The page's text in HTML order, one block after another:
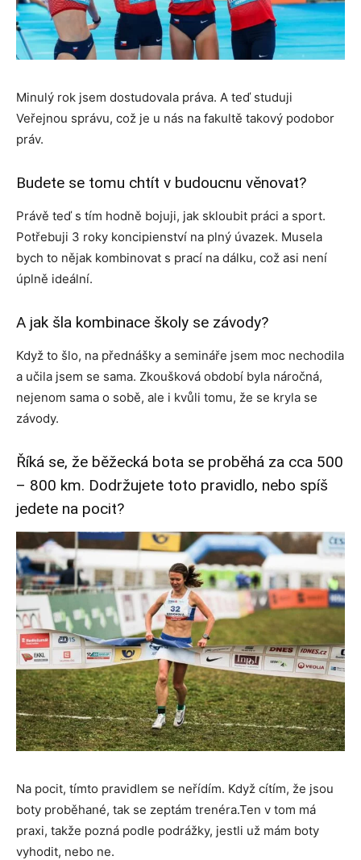
Minulý rok jsem dostudovala práva. A teď studuji
Veřejnou správu, což je u nás na fakultě takový podobor
práv.
Budete se tomu chtít v budoucnu věnovat?
Právě teď s tím hodně bojuji, jak skloubit práci a sport.
Potřebuji 3 roky koncipienství na plný úvazek. Musela
bych to nějak kombinovat s prací na dálku, což asi není
úplně ideální.
A jak šla kombinace školy se závody?
Když to šlo, na přednášky a semináře jsem moc nechodila
a učila jsem se sama. Zkoušková období byla náročná,
nejenom sama o sobě, ale i kvůli tomu, že se kryla se
závody.
Říká se, že běžecká bota se proběhá za cca 500
– 800 km. Dodržujete toto pravidlo, nebo spíš
jedete na pocit?
Na pocit, tímto pravidlem se neřídím. Když cítím, že jsou
boty proběhané, tak se zeptám trenéra.Ten v tom má
praxi, takže pozná podle podrážky, jestli už mám boty
vyhodit, nebo ne.